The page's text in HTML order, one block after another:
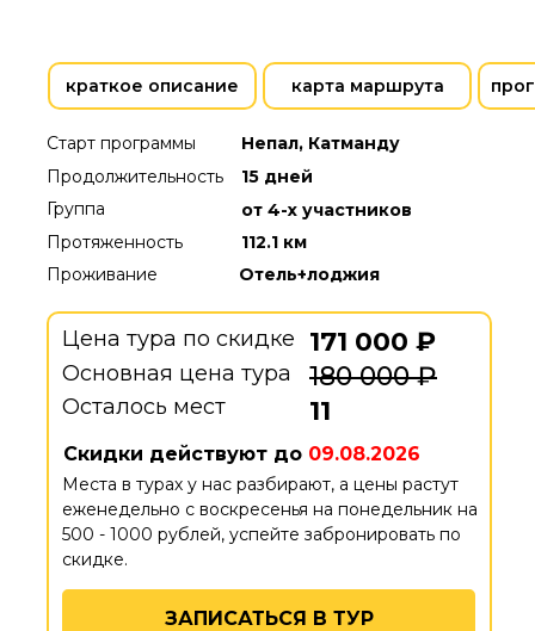
карта маршрута
краткое описание
15 дней
Продолжительность
от 4-х участников
Группа
112.1 км
Протяженность
Старт программы
Проживание
Непал, Катманду
Отель+лоджия
Цена тура по скидке
171 000 ₽
180 000 ₽
Основная цена тура
Осталось мест
11
Места в турах у нас разбирают, а цены растут
еженедельно с воскресенья на понедельник на
500 - 1000 рублей, успейте забронировать по
скидке.
Скидки действуют до 09.08.2026
ЗАПИСАТЬСЯ В ТУР